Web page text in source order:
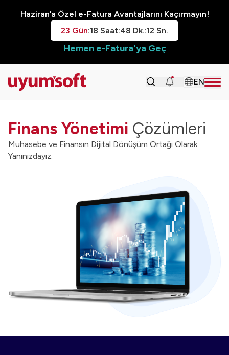
Haziran’a Özel e-Fatura Avantajlarını Kaçırmayın!
23 Gün:18 Saat:48 Dk.:10 Sn.
Hemen e-Fatura'ya Geç
EN
Finans Yönetimi Çözümleri
Muhasebe ve Finansın Dijital Dönüşüm Ortağı Olarak
Yanınızdayız.